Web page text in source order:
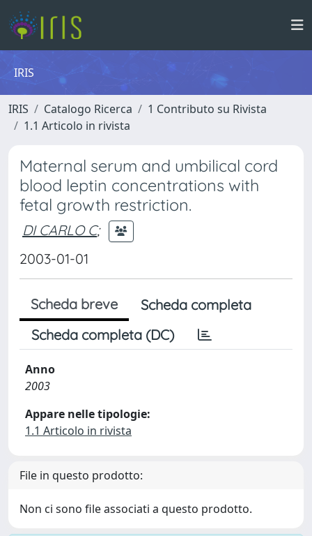
IRIS
IRIS Catalogo Ricerca
1 Contributo su Rivista
1.1 Articolo in rivista
Maternal serum and umbilical cord
blood leptin concentrations with
fetal growth restriction.
DI CARLO C;
2003-01-01
Scheda breve
Scheda completa
Scheda completa (DC)
Anno
2003
Appare nelle tipologie:
1.1 Articolo in rivista
File in questo prodotto:
Non ci sono file associati a questo prodotto.